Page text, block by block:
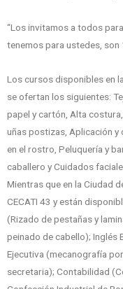
“Los invitamos a todos
tenemos para ustedes, son
Los cursos disponibles en
se ofertan los siguientes:
papel y cartón, Alta
uñas postizas, Aplicación y
en el rostro, Peluquería y
caballero y Cuidados
Mientras que en la Ciudad
CECATI 43 y están
(Rizado de pestañas y
peinado de cabello); Inglés
Ejecutiva (mecanografía
secretaria); Contabilidad